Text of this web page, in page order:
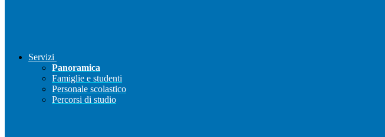
Servizi
Panoramica
Famiglie e studenti
Personale scolastico
Percorsi di studio